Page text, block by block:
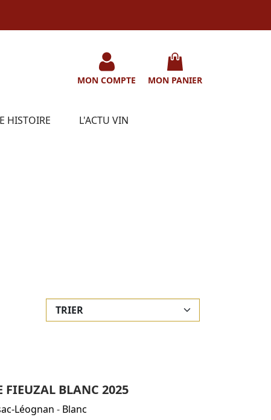
MON COMPTE MON PANIER
HISTOIRE
L'ACTU VIN
FIEUZAL BLANC 2025
Léognan - Blanc